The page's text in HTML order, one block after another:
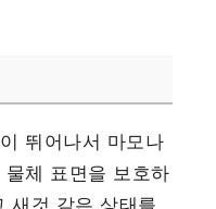
뛰어나서 마모나
체 표면을 보호하